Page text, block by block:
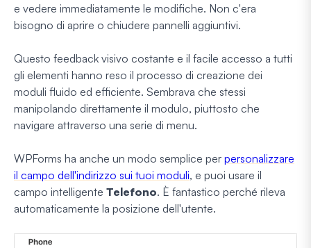
e vedere immediatamente le modifiche. Non c'era
bisogno di aprire o chiudere pannelli aggiuntivi.
Questo feedback visivo costante e il facile accesso a tutti
gli elementi hanno reso il processo di creazione dei
moduli fluido ed efficiente. Sembrava che stessi
manipolando direttamente il modulo, piuttosto che
navigare attraverso una serie di menu.
WPForms ha anche un modo semplice per personalizzare
il campo dell'indirizzo sui tuoi moduli, e puoi usare il
campo intelligente Telefono. È fantastico perché rileva
automaticamente la posizione dell'utente.